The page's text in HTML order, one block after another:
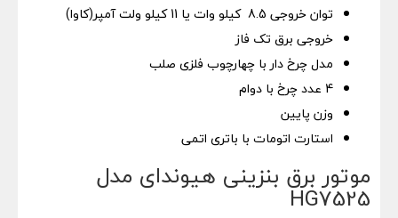
توان خروجی 8.5 کیلو وات یا 11 کیلو ولت آمپر(کاوا)
خروجی برق تک فاز
مدل چرخ دار با چهارچوب فلزی صلب
4 عدد چرخ با دوام
وزن پایین
استارت اتومات با باتری اتمی
موتور برق بنزینی هیوندای مدل
HG7525